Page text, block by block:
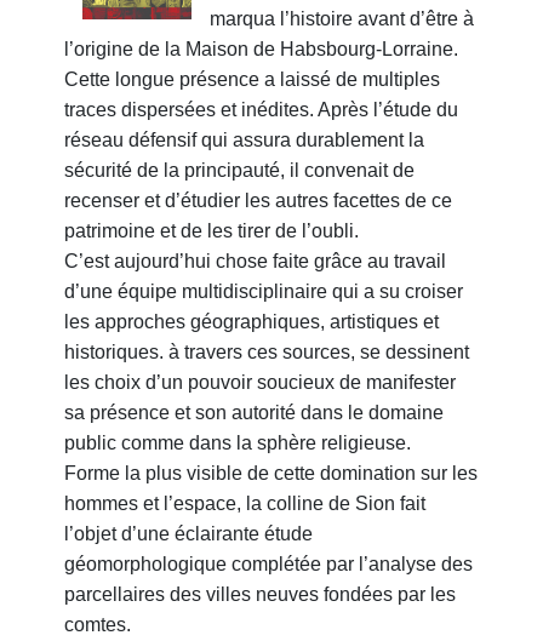
marqua l’histoire avant d’être à
l’origine de la Maison de Habsbourg-Lorraine.
Cette longue présence a laissé de multiples
traces dispersées et inédites. Après l’étude du
réseau défensif qui assura durablement la
sécurité de la principauté, il convenait de
recenser et d’étudier les autres facettes de ce
patrimoine et de les tirer de l’oubli.
C’est aujourd’hui chose faite grâce au travail
d’une équipe multidisciplinaire qui a su croiser
les approches géographiques, artistiques et
historiques. à travers ces sources, se dessinent
les choix d’un pouvoir soucieux de manifester
sa présence et son autorité dans le domaine
public comme dans la sphère religieuse.
Forme la plus visible de cette domination sur les
hommes et l’espace, la colline de Sion fait
l’objet d’une éclairante étude
géomorphologique complétée par l’analyse des
parcellaires des villes neuves fondées par les
comtes.